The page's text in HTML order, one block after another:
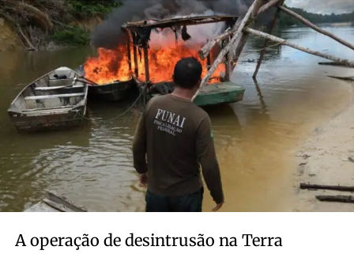
A operação de desintrusão na Terra